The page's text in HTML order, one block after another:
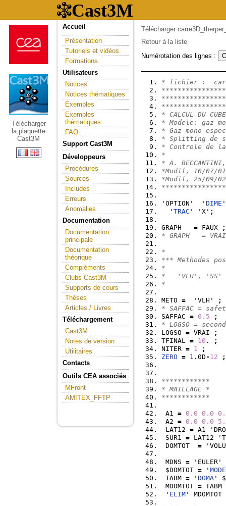
Télécharger
la plaquette
Cast3M
Accueil
Présentation
Tutoriels et vidéos
Formations
Utilisateurs
Notices
Notices thématiques
Exemples
Exemples
thématiques
FAQ
Support Cast3M
Développeurs
Procédures
Sources
Includes
Erreurs
Anomalies
Documentation
Documentation
principale
Documentation
théorique
Compléments
Clubs Cast3M
Supports de cours
Thèses
Articles / Livres
Téléchargement
Cast3M
Notes de version
Utilitaires
Contacts
Outils CEA associés
MFront
AMITEX_FFTP
Télécharger
Retour à la liste
Numérotation des lignes :
* fichier :
* CALCUL
* Modele: gaz
* Gaz mono-
* Splitting
* Controle
*
* A.
*Modif, 10/07/
*Modif, 25/09/
'OPTION'  ' DIME
  '
TRAC ' 'X' ;
GRAPH = FAUX
;
* GRAPH   =
*
*** Methodes
*
*   'VLH', 'SS'
*
METO =
  'VLH'
;
* SAFFAC =
SAFFAC = 0.5
;
* LOGSO =
LOGSO = VRAI
;
TFINAL = 10 .
;
NITER = 1
;
ZERO = 1.0D- 12 ;
************
* MAILLAGE *
************
A1 = 0.0 0.0
A2 = 0.0 0.0
LAT12 = A1
SUR1 = LAT12
DOMTOT =
MDNS = 'EULER'
$DOMTOT = ' MODE
TABM = ' DOMA '
MDOMTOT =
' ELIM '